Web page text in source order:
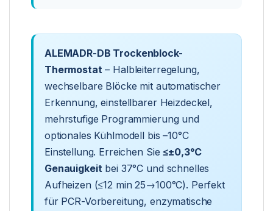
ALEMADR-DB Trockenblock-
Thermostat– Halbleiterregelung,
wechselbare Blöcke mit automatischer
Erkennung, einstellbarer Heizdeckel,
mehrstufige Programmierung und
optionales Kühlmodell bis –10°C
Einstellung. Erreichen Sie≤±0,3°C
Genauigkeitbei 37°C und schnelles
Aufheizen (≤12 min 25→100°C). Perfekt
für PCR-Vorbereitung, enzymatische